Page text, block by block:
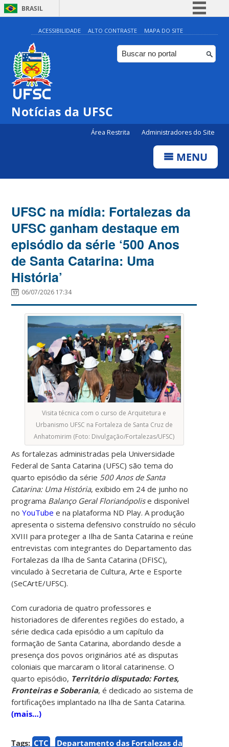
BRASIL
Simplifique!
Comunica BR
Participe
ACESSIBILIDADE ALTO CONTRASTE MAPA DO SITE
Notícias da UFSC
Área Restrita Administradores do Site
MENU
UFSC na mídia: Fortalezas da
UFSC ganham destaque em
episódio da série ‘500 Anos
de Santa Catarina: Uma
História’
06/07/2026 17:34
Visita técnica com o curso de Arquitetura e
Urbanismo UFSC na Fortaleza de Santa Cruz de
Anhatomirim (Foto: Divulgação/Fortalezas/UFSC)
As fortalezas administradas pela Universidade
Federal de Santa Catarina (UFSC) são tema do
quarto episódio da série 500 Anos de Santa
Catarina: Uma História, exibido em 24 de junho no
programa Balanço Geral Florianópolise disponível
noYouTubee na plataforma ND Play. A produção
apresenta o sistema defensivo construído no século
XVIII para proteger a Ilha de Santa Catarina e reúne
entrevistas com integrantes do Departamento das
Fortalezas da Ilha de Santa Catarina (DFISC),
vinculado à Secretaria de Cultura, Arte e Esporte
(SeCArtE/UFSC).
Com curadoria de quatro professores e
historiadores de diferentes regiões do estado, a
série dedica cada episódio a um capítulo da
formação de Santa Catarina, abordando desde a
presença dos povos originários até as disputas
coloniais que marcaram o litoral catarinense. O
quarto episódio, Território disputado: Fortes,
Fronteiras e Soberania, é dedicado ao sistema de
fortificações implantado na Ilha de Santa Catarina.
(mais…)
Tags: CTC
Departamento das Fortalezas da